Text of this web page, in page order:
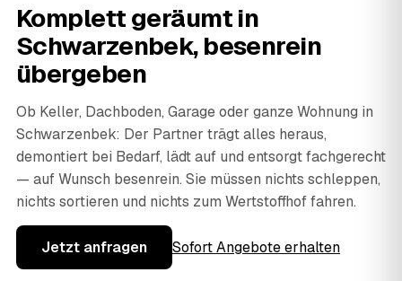
Komplett geräumt in
Schwarzenbek, besenrein
übergeben
Ob Keller, Dachboden, Garage oder ganze Wohnung in
Schwarzenbek: Der Partner trägt alles heraus,
demontiert bei Bedarf, lädt auf und entsorgt fachgerecht
— auf Wunsch besenrein. Sie müssen nichts schleppen,
nichts sortieren und nichts zum Wertstoffhof fahren.
Jetzt anfragen Sofort Angebote erhalten